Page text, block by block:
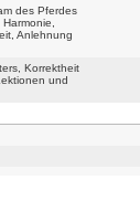
des Pferdes
Anlehnung
Korrektheit
und